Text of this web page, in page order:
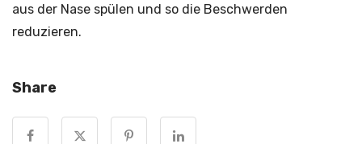
aus der Nase spülen und so die Beschwerden
reduzieren.
Share